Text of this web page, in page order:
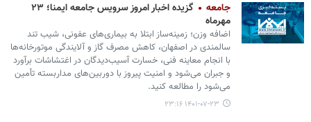
جامعه
گزیده اخبار امروز سرویس جامعه ایمنا؛ ۲۳
مهرماه
اضافه وزن؛ زمینه‌ساز ابتلا به بیماری‌های عفونی، شیب تند
سالمندی در اصفهان، کاهش مصرف گاز و آلایندگی موتورخانه‌ها
با انجام معاینه فنی، خسارت آسیب‌دیدگان در اغتشاشات برآورد
و جبران می‌شود و امنیت پیروز با دوربین‌های مداربسته تأمین
می‌شود را مطالعه کنید.
۱۴۰۱-۰۷-۲۳ ۲۳:۱۶